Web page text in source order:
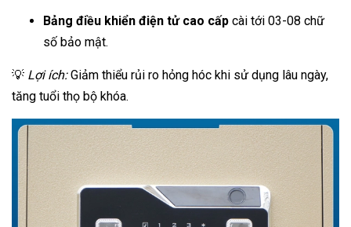
Bảng điều khiển điện tử cao cấp cài tới 03-08 chữ
số bảo mật.
💡 Lợi ích:Giảm thiểu rủi ro hỏng hóc khi sử dụng lâu ngày,
tăng tuổi thọ bộ khóa.